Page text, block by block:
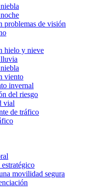
problemas de visión
hielo y nieve
viento
invernal
del riesgo
vial
de tráfico
movilidad segura